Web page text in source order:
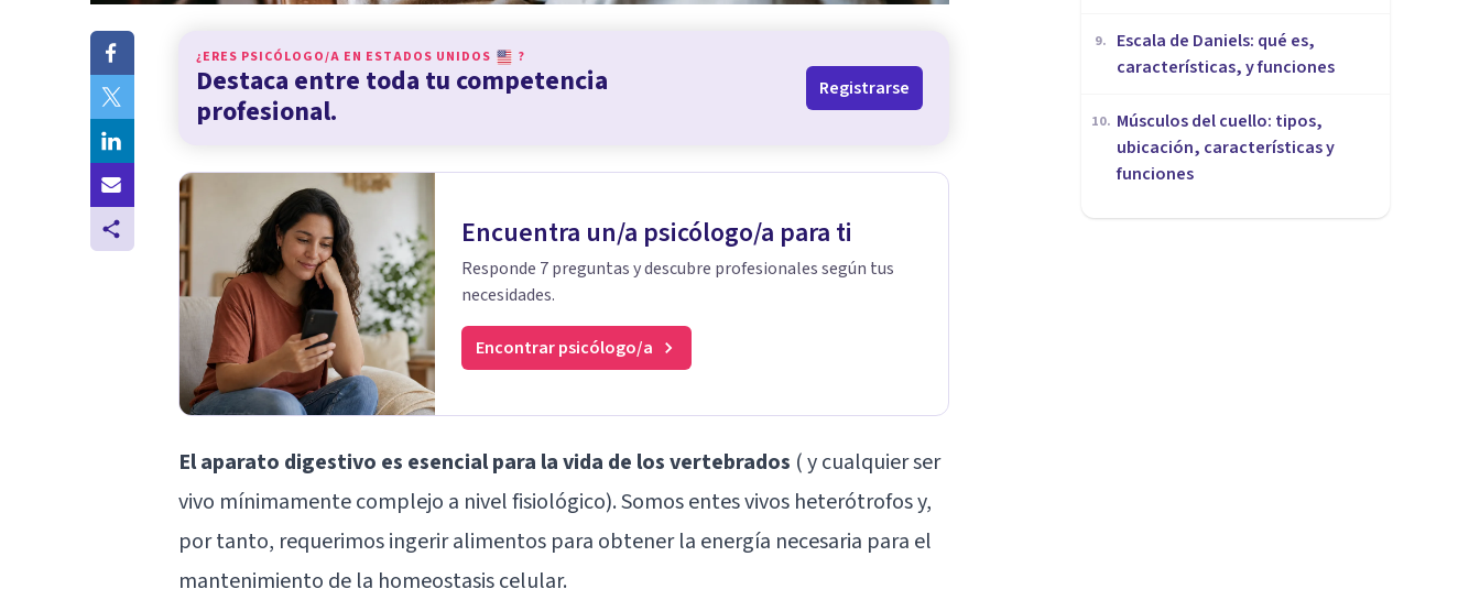
¿ERES PSICÓLOGO/A EN ESTADOS UNIDOS ?
Destaca entre toda tu competencia
profesional.
Registrarse
Encuentra un/a psicólogo/a para ti
Responde 7 preguntas y descubre profesionales según tus
necesidades.
Encontrar psicólogo/a
El aparato digestivo es esencial para la vida de los vertebrados ( y cualquier ser
vivo mínimamente complejo a nivel fisiológico). Somos entes vivos heterótrofos y,
por tanto, requerimos ingerir alimentos para obtener la energía necesaria para el
mantenimiento de la homeostasis celular.
9.
Escala de Daniels: qué es,
características, y funciones
10. Músculos del cuello: tipos,
ubicación, características y
funciones